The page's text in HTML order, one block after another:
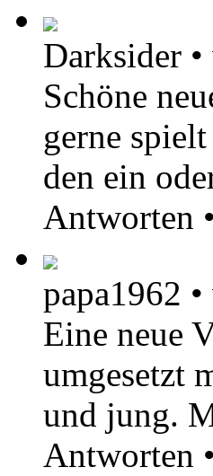
Darksider •
Schöne
gerne
den ein
Antworten •
papa1962 •
Eine neue
umgesetzt
und jung.
Antworten •